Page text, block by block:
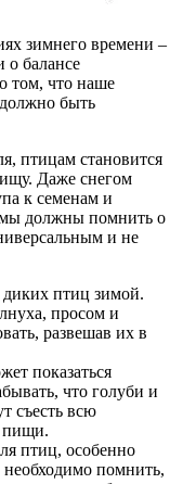
зимнего времени –
о балансе
том, что наше
быть
птицам становится
Даже снегом
к семенам и
должны помнить о
и не
диких птиц зимой.
просом и
развешав их в
показаться
что голуби и
съесть всю
пищи.
птиц, особенно
помнить,